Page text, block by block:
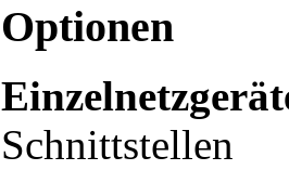
Optionen
Schnittstellen